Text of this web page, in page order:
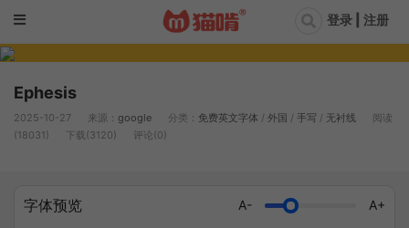
登录 | 注册
Ephesis
2025-10-27 来源： google 分类： 免费英文字体 / 外国 / 手写 / 无衬线
阅读
(18031)
下载(3120) 评论(0)
字体预览 A- A+